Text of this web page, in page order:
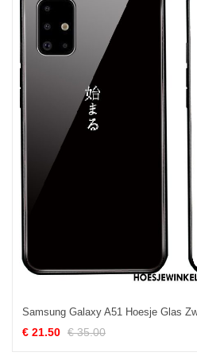
€ 21.50 € 35.00